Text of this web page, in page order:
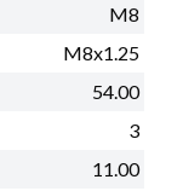
M8
M8x1.25
54.00
3
11.00